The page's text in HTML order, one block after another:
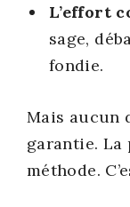
L’effort
sage,
fon­die.
Mais aucun
garan­tie. La
méthode.